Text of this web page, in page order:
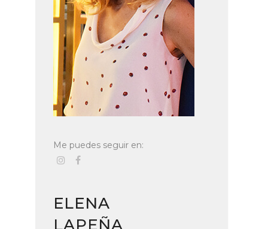
Me puedes seguir en:
ELENA
LAPEÑA